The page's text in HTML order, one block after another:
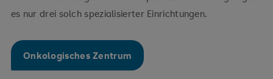
es nur drei solch spezialisierter Einrichtungen.
Onkologisches Zentrum